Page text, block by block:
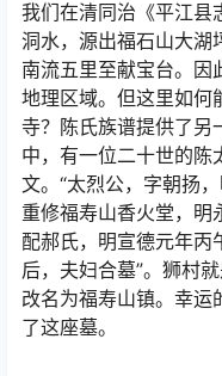
福石山，是福寿山曾经
就是现在的大湖坪吗？
我们在清同治《平江县
洞水，源出福石山大湖
南流五里至献宝台。因
地理区域。但这里如何
寺？陈氏族谱提供了另
中，有一位二十世的陈
文。“太烈公，字朝扬
重修福寿山香火堂，明
配郝氏，明宣德元年丙